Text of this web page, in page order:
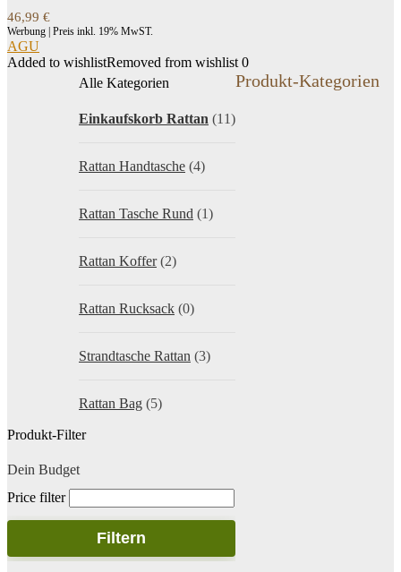
46,99 €
Werbung | Preis inkl. 19% MwST.
AGU
Added to wishlistRemoved from wishlist 0
Alle Kategorien
Einkaufskorb Rattan (11)
Rattan Handtasche (4)
Rattan Tasche Rund (1)
Rattan Koffer (2)
Rattan Rucksack (0)
Strandtasche Rattan (3)
Rattan Bag (5)
Produkt-Filter
Dein Budget
Price filter
Filtern
Produkt-Kategorien